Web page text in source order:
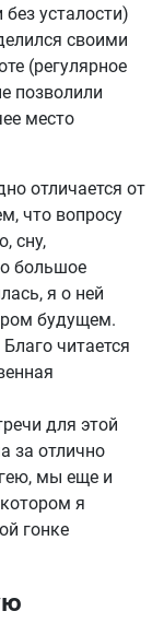
усталости)
своими
(регулярное
позволили
место
отличается от
что вопросу
сну,
большое
я о ней
будущем.
читается
для этой
за отлично
мы еще и
я
гонке